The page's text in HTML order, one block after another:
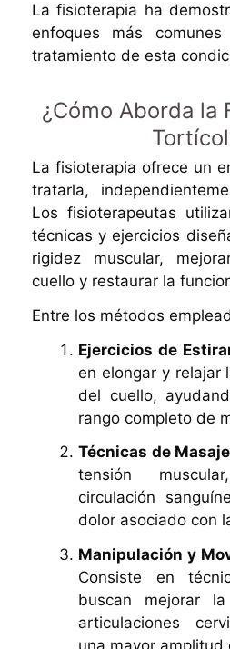
La fisioterapia ha
enfoques más
tratamiento de esta
¿Cómo Aborda la
La fisioterapia ofrece un
tratarla,
Los fisioterapeutas
técnicas y ejercicios
rigidez muscular,
cuello y restaurar la
Entre los métodos
Ejercicios de
en elongar y relajar
del cuello,
rango completo de
Técnicas de
tensión
circulación
dolor asociado con
Manipulación y
Consiste en
buscan mejorar
articulaciones
una mayor amplitud